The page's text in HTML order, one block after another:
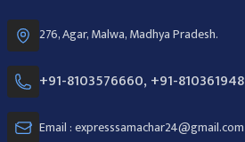
276, Agar, Malwa, Madhya Pradesh.
+91-8103576660, +91-
Email : expresssamachar24@gmail.com